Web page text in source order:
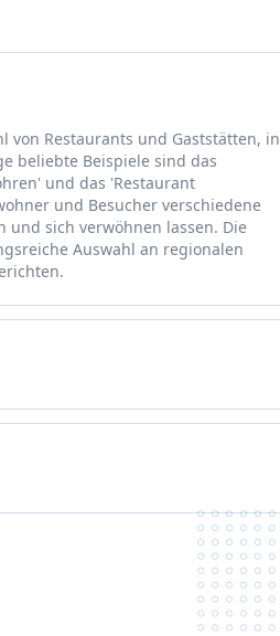
von Restaurants und Gaststätten, in
beliebte Beispiele sind das
und das 'Restaurant
und Besucher verschiedene
und sich verwöhnen lassen. Die
Auswahl an regionalen